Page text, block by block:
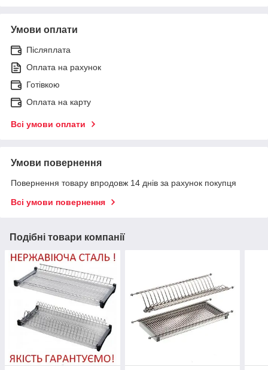
Умови оплати
Післяплата
Оплата на рахунок
Готівкою
Оплата на карту
Всі умови оплати
Умови повернення
Повернення товару впродовж 14 днів за рахунок покупця
Всі умови повернення
Подібні товари компанії